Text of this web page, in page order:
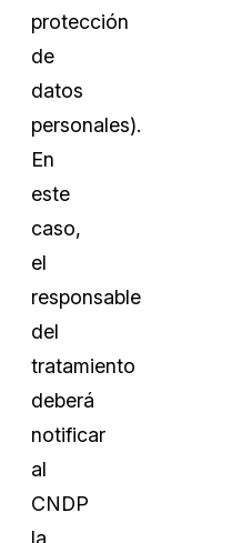
protección
de
datos
personales).
En
este
caso,
el
responsable
del
tratamiento
deberá
notificar
al
CNDP
la